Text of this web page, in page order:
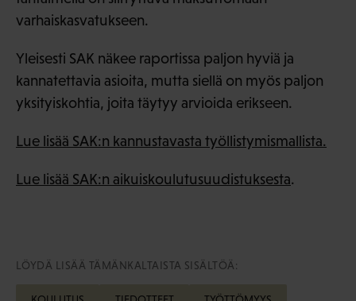
varhaiskasvatukseen.
Yleisesti SAK näkee raportissa paljon hyviä ja
kannatettavia asioita, mutta siellä on myös paljon
yksityiskohtia, joita täytyy arvioida erikseen.
Lue lisää SAK:n kannustavasta työllistymismallista.
Lue lisää SAK:n aikuiskoulutusuudistuksesta.
LÖYDÄ LISÄÄ TÄMÄNKALTAISTA SISÄLTÖÄ: